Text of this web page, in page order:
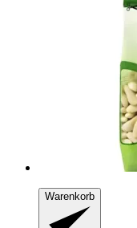
Warenkorb